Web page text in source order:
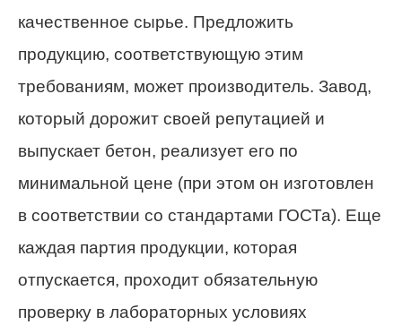
качественное сырье. Предложить
продукцию, соответствующую этим
требованиям, может производитель. Завод,
который дорожит своей репутацией и
выпускает бетон, реализует его по
минимальной цене (при этом он изготовлен
в соответствии со стандартами ГОСТа). Еще
каждая партия продукции, которая
отпускается, проходит обязательную
проверку в лабораторных условиях